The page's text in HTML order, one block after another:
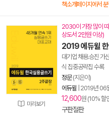
책소개페이지에서
미리보기
2030이 가장 많이
상도서 2만원 이상)
2019 에듀윌
대기업 채용.승진 가
식 집중공략집 수록
정문(지은이)
에듀윌 2019년 06
12,600원 (10% 할
구판절판